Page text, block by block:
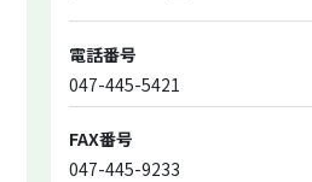
電話番号
047-445-5421
FAX番号
047-445-9233